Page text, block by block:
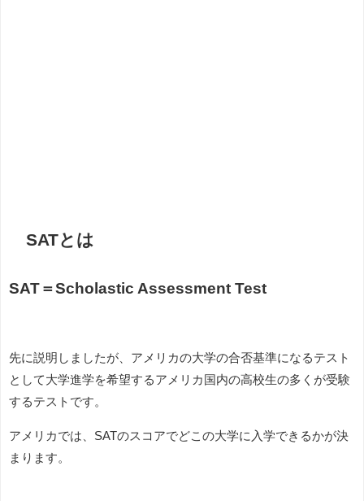
SATとは
SAT＝Scholastic Assessment Test
先に説明しましたが、アメリカの大学の合否基準になるテスト
として大学進学を希望するアメリカ国内の高校生の多くが受験
するテストです。
アメリカでは、SATのスコアでどこの大学に入学できるかが決
まります。